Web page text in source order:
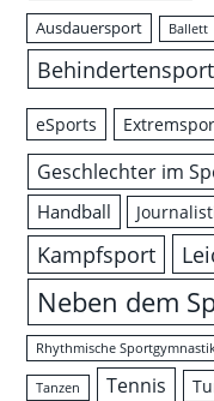
Ausdauersport Ballett
Behindertensport
eSports
Geschlechter im
Handball
Kampfsport
Neben dem
Rhythmische
Tanzen Tennis